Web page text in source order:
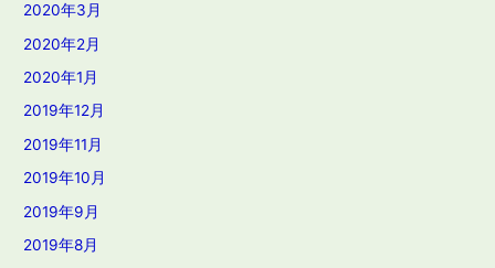
2020年3月
2020年2月
2020年1月
2019年12月
2019年11月
2019年10月
2019年9月
2019年8月